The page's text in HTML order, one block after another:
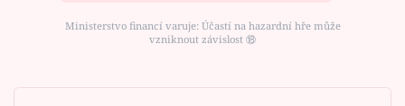
Ministerstvo financí varuje: Účastí na hazardní hře může
vzniknout závislost ⑱